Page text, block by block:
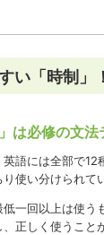
い「時制」！
は必修の文法
語には全部で12
使い分けられて
一回以上は使う
正しく使うこと